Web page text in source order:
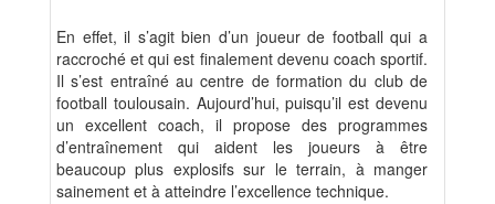
En effet, il s’agit bien d’un joueur de football qui a
raccroché et qui est finalement devenu coach sportif.
Il s’est entraîné au centre de formation du club de
football toulousain. Aujourd’hui, puisqu’il est devenu
un excellent coach, il propose des programmes
d’entraînement qui aident les joueurs à être
beaucoup plus explosifs sur le terrain, à manger
sainement et à atteindre l’excellence technique.